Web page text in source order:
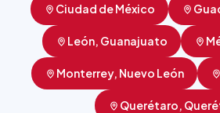
Ciudad de México
León, Guanajuato
Monterrey, Nuevo León
Querétaro,